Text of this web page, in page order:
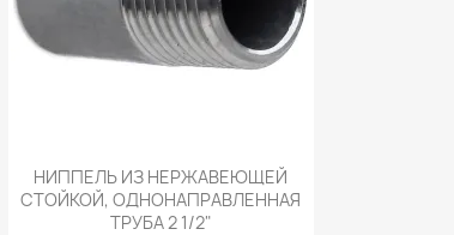
Быстрый просмотр
НИППЕЛЬ ИЗ НЕРЖАВЕЮЩЕЙ
СТОЙКОЙ, ОДНОНАПРАВЛЕННАЯ
ТРУБА 2 1/2"